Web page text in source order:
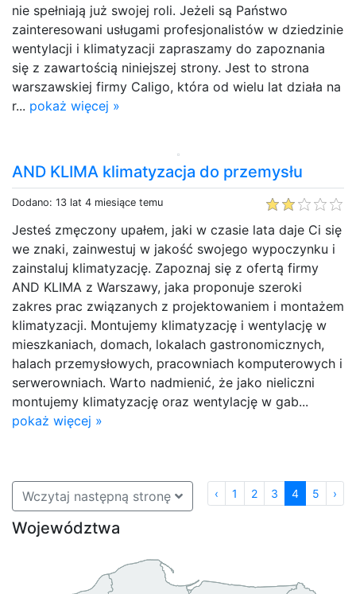
nie spełniają już swojej roli. Jeżeli są Państwo
zainteresowani usługami profesjonalistów w dziedzinie
wentylacji i klimatyzacji zapraszamy do zapoznania
się z zawartością niniejszej strony. Jest to strona
warszawskiej firmy Caligo, która od wielu lat działa na
r... pokaż więcej »
AND KLIMA klimatyzacja do przemysłu
Dodano: 13 lat 4 miesiące temu
Jesteś zmęczony upałem, jaki w czasie lata daje Ci się
we znaki, zainwestuj w jakość swojego wypoczynku i
zainstaluj klimatyzację. Zapoznaj się z ofertą firmy
AND KLIMA z Warszawy, jaka proponuje szeroki
zakres prac związanych z projektowaniem i montażem
klimatyzacji. Montujemy klimatyzację i wentylację w
mieszkaniach, domach, lokalach gastronomicznych,
halach przemysłowych, pracowniach komputerowych i
serwerowniach. Warto nadmienić, że jako nieliczni
montujemy klimatyzację oraz wentylację w gab...
pokaż więcej »
Wczytaj następną stronę ‹ 1 2 3 4 5 ›
Województwa